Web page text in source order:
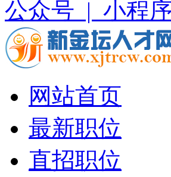
公众号 | 小程
网站首页
最新职位
直招职位